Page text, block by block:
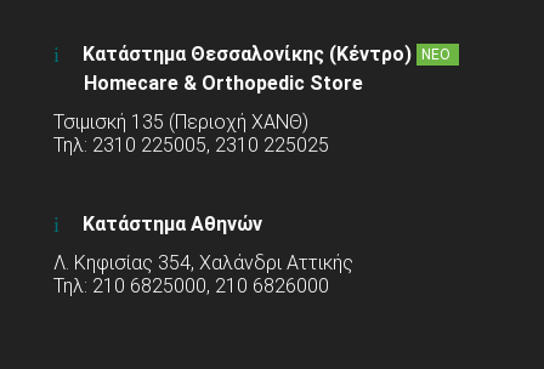
Κατάστημα Θεσσαλονίκης (Κέντρο) ΝΕΟ
Homecare & Orthopedic Store
Τσιμισκή 135 (Περιοχή ΧΑΝΘ)
Τηλ: 2310 225005, 2310 225025
Κατάστημα Αθηνών
Λ. Κηφισίας 354, Χαλάνδρι Αττικής
Τηλ: 210 6825000, 210 6826000